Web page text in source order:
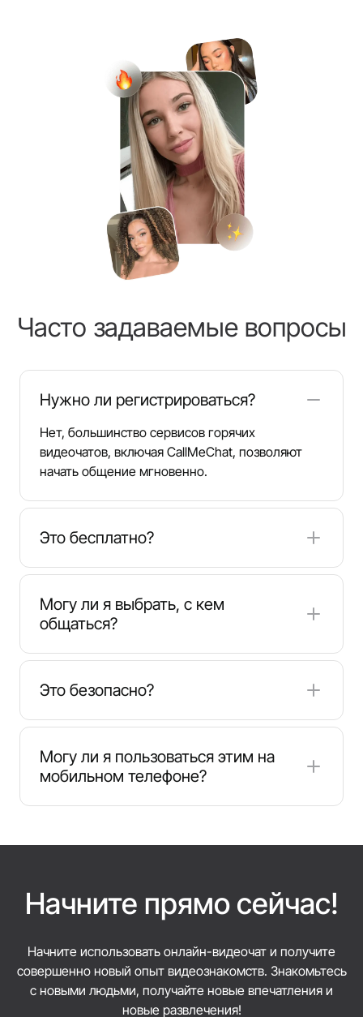
Часто задаваемые вопросы
Нужно ли регистрироваться?
Нет, большинство сервисов горячих
видеочатов, включая CallMeChat, позволяют
начать общение мгновенно.
Это бесплатно?
Да, подключение и общение бесплатны.
Некоторые платформы предлагают премиум-
опции, но базовый доступ всегда открыт.
Могу ли я выбрать, с кем
общаться?
Да, вы можете использовать фильтры по полу,
региону или языку, чтобы настроить поиск под
себя.
Это безопасно?
Надежные платформы используют
инструменты модерации и защиты
конфиденциальности. CallMeChat
обеспечивает анонимное общение и нулевое
хранение данных.
Могу ли я пользоваться этим на
мобильном телефоне?
Начните прямо сейчас!
Начните использовать онлайн-видеочат и получите
совершенно новый опыт видеознакомств. Знакомьтесь
с новыми людьми, получайте новые впечатления и
новые развлечения!